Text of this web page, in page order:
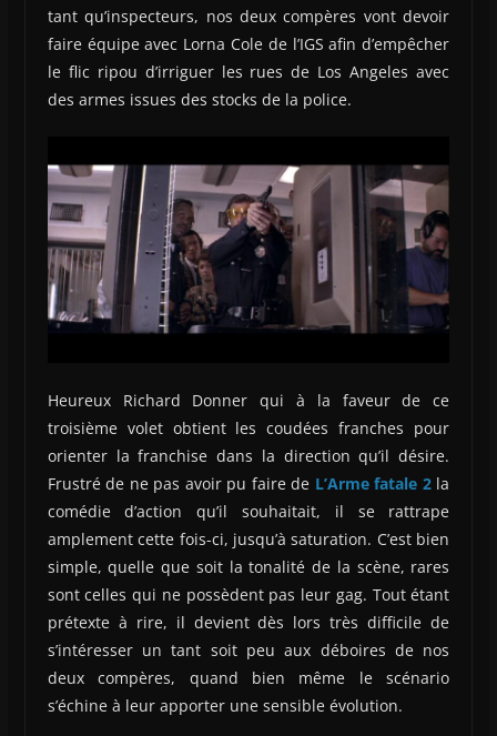
tant qu’inspecteurs, nos deux compères vont devoir
faire équipe avec Lorna Cole de l’IGS afin d’empêcher
le flic ripou d’irriguer les rues de Los Angeles avec
des armes issues des stocks de la police.
Heureux Richard Donner qui à la faveur de ce
troisième volet obtient les coudées franches pour
orienter la franchise dans la direction qu’il désire.
Frustré de ne pas avoir pu faire de L’Arme fatale 2la
comédie d’action qu’il souhaitait, il se rattrape
amplement cette fois-ci, jusqu’à saturation. C’est bien
simple, quelle que soit la tonalité de la scène, rares
sont celles qui ne possèdent pas leur gag. Tout étant
prétexte à rire, il devient dès lors très difficile de
s’intéresser un tant soit peu aux déboires de nos
deux compères, quand bien même le scénario
s’échine à leur apporter une sensible évolution.